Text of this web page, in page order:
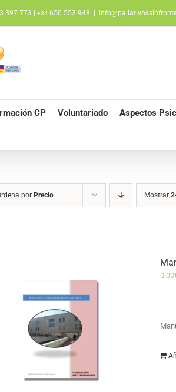
397 773 | +34 650 553 948
CP Voluntariado Aspectos
por Precio Mostrar
0,00